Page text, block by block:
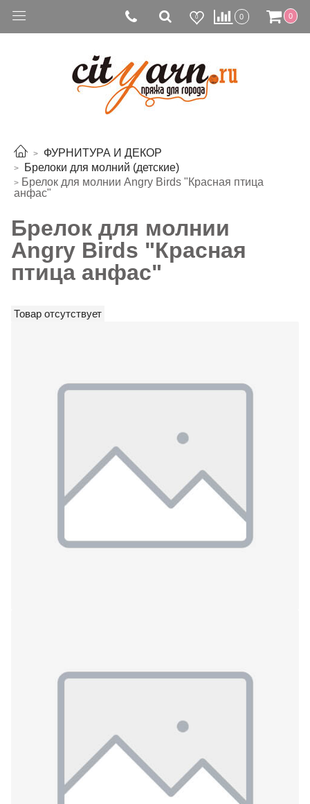
0 0 0
ФУРНИТУРА И ДЕКОР
Брелоки для молний (детские)
Брелок для молнии Angry Birds "Красная птица
анфас"
Брелок для молнии
Angry Birds "Красная
птица анфас"
Товар отсутствует